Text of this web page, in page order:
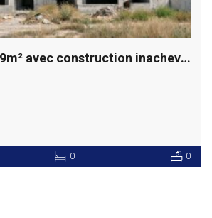
Terrain de 1319m² avec construction inachevée, Ain Zaghouan
0 0